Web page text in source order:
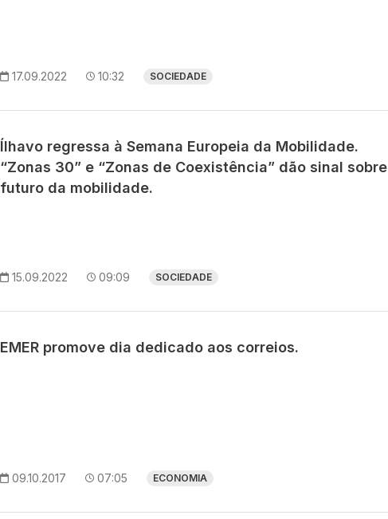
17.09.2022 10:32 SOCIEDADE
Ílhavo regressa à Semana Europeia da Mobilidade.
“Zonas 30” e “Zonas de Coexistência” dão sinal sobre
futuro da mobilidade.
15.09.2022 09:09 SOCIEDADE
EMER promove dia dedicado aos correios.
09.10.2017 07:05 ECONOMIA